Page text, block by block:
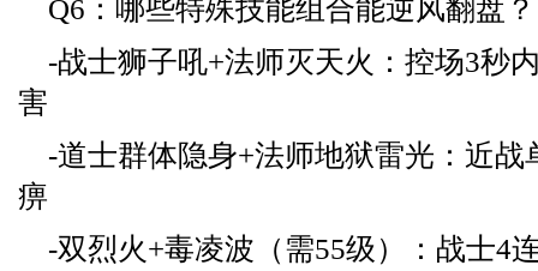
Q6：哪些特殊技能组合能逆风翻盘？
-战士狮子吼+法师灭天火：控场3秒
害
-道士群体隐身+法师地狱雷光：近战
痹
-双烈火+毒凌波（需55级）：战士4